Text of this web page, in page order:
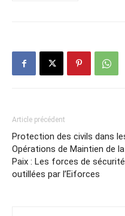
Article précédent
Protection des civils dans
Opérations de Maintien de la
Paix : Les forces de sécurité
outillées par l’Eiforces